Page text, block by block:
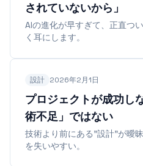
されていないから」
AIの進化が早すぎて、正直つ
く耳にします。
設計 2026年2月1日
プロジェクトが成功し
術不足」ではない
技術より前にある"設計"が曖
を失いやすい。